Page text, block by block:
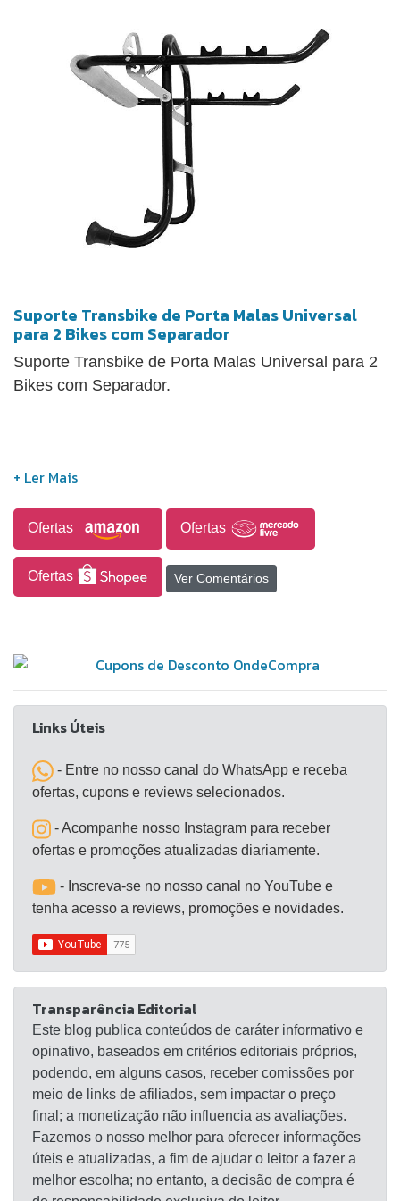
também seis fitas de tecido para fixação no porta
malas dando ainda mais firmeza e segurança de
que não irá se desprender durante viagens longas.
Pode ser facilmente dobrado caso haja a
necessidade de guardá-lo. Pintura eletrostática a pó
dando mais durabilidade para a peça.
Suporte Transbike de Porta Malas Universal
para 2 Bikes com Separador
Suporte Transbike de Porta Malas Universal para 2
Bikes com Separador.
Ofertas Ofertas
Ofertas Ver Comentários
Links Úteis
- Entre no nosso canal do WhatsApp e receba
ofertas, cupons e reviews selecionados.
- Acompanhe nosso Instagram para receber
ofertas e promoções atualizadas diariamente.
- Inscreva-se no nosso canal no YouTube e
tenha acesso a reviews, promoções e novidades.
Transparência Editorial
Este blog publica conteúdos de caráter informativo e
opinativo, baseados em critérios editoriais próprios,
podendo, em alguns casos, receber comissões por
meio de links de afiliados, sem impactar o preço
final; a monetização não influencia as avaliações.
Fazemos o nosso melhor para oferecer informações
úteis e atualizadas, a fim de ajudar o leitor a fazer a
melhor escolha; no entanto, a decisão de compra é